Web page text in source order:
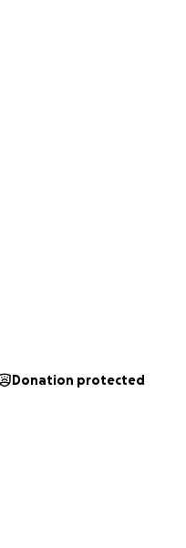
Donation protected